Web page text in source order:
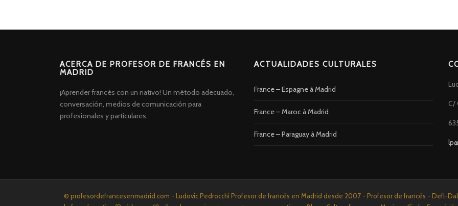
ACERCA DE PROFESOR DE FRANCÉS EN
MADRID
¡Aprender francés con un nativo! Un método adecuado,
conversación, medios de comunicación para
profesionales y particulares.
ACTUALIDADES CULTURALES
France – Espagne à Madrid
France – Maroc à Madrid
France – Paraguay à Madrid
C/
© profesordefrancesenmadrid.com - Ludovic Pedrocchi Profesor de francés en Madrid desde 2007 - Profesor de francés - Defl-
Screenr